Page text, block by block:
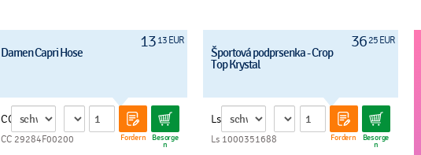
13 13 EUR
Damen Capri Hose
CC
Fordern Besorge
n
CC 29284F00200
3625 EUR
Športová podprsenka - Crop
Top Krystal
Ls
Fordern Besorge
n
Ls 1000351688